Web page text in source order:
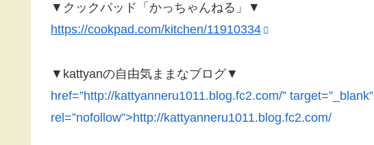
▼クックパッド「かっちゃんねる」▼
https://cookpad.com/kitchen/11910334
▼kattyanの自由気ままなブログ▼
href=”http://kattyanneru1011.blog.fc2.com/” target=”_blank”
rel=”nofollow”>http://kattyanneru1011.blog.fc2.com/